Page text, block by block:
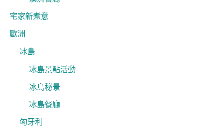
宅家新煮意
歐洲
冰島
冰島景點活動
冰島秘景
冰島餐廳
匈牙利